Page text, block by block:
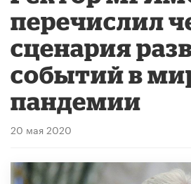
перечислил
сценария
событий в
пандемии
20 мая 2020